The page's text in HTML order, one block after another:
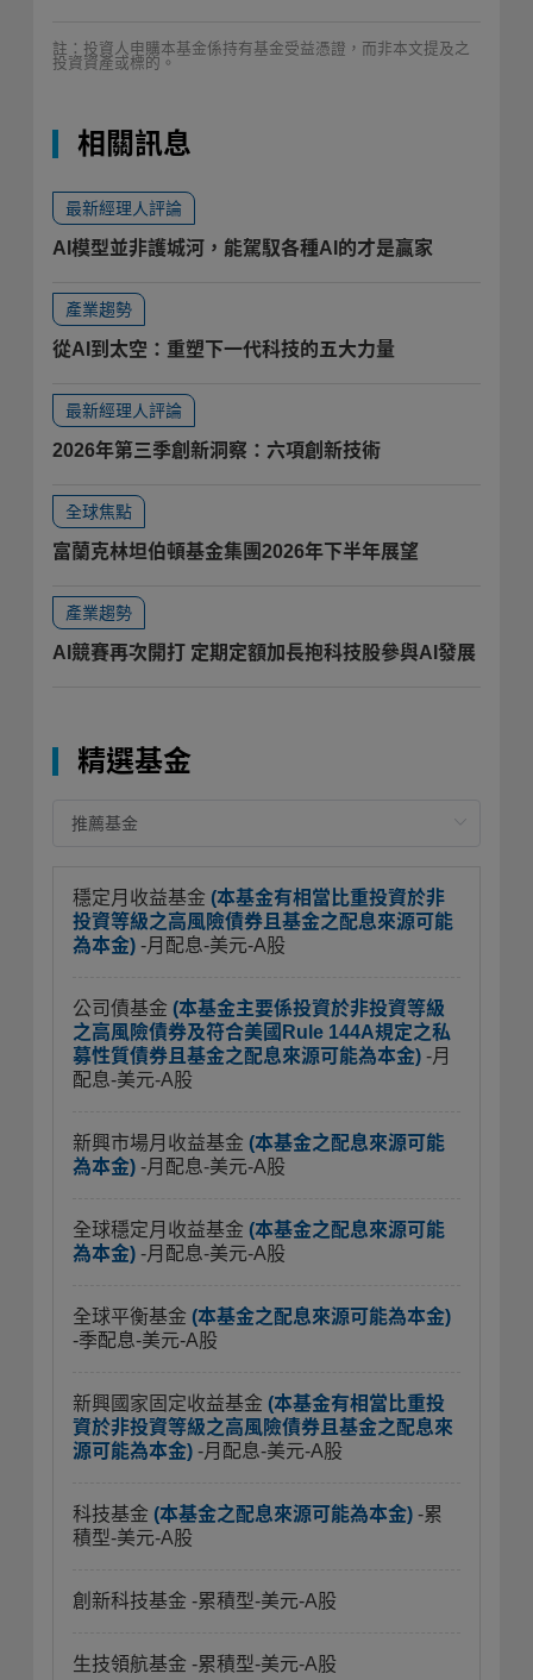
註：投資人申購本基金係持有基金受益憑證，而非本文提及之
投資資產或標的。
相關訊息
最新經理人評論
AI模型並非護城河，能駕馭各種AI的才是贏家
產業趨勢
從AI到太空：重塑下一代科技的五大力量
最新經理人評論
2026年第三季創新洞察：六項創新技術
全球焦點
富蘭克林坦伯頓基金集團2026年下半年展望
產業趨勢
AI競賽再次開打 定期定額加長抱科技股參與AI發展
精選基金
穩定月收益基金 (本基金有相當比重投資於非
投資等級之高風險債券且基金之配息來源可能
為本金) -月配息-美元-A股
公司債基金 (本基金主要係投資於非投資等級
之高風險債券及符合美國Rule 144A規定之私
募性質債券且基金之配息來源可能為本金) -月
配息-美元-A股
新興市場月收益基金 (本基金之配息來源可能
為本金) -月配息-美元-A股
全球穩定月收益基金 (本基金之配息來源可能
為本金) -月配息-美元-A股
全球平衡基金 (本基金之配息來源可能為本金)
-季配息-美元-A股
新興國家固定收益基金 (本基金有相當比重投
資於非投資等級之高風險債券且基金之配息來
源可能為本金) -月配息-美元-A股
科技基金 (本基金之配息來源可能為本金) -累
積型-美元-A股
創新科技基金 -累積型-美元-A股
生技領航基金 -累積型-美元-A股